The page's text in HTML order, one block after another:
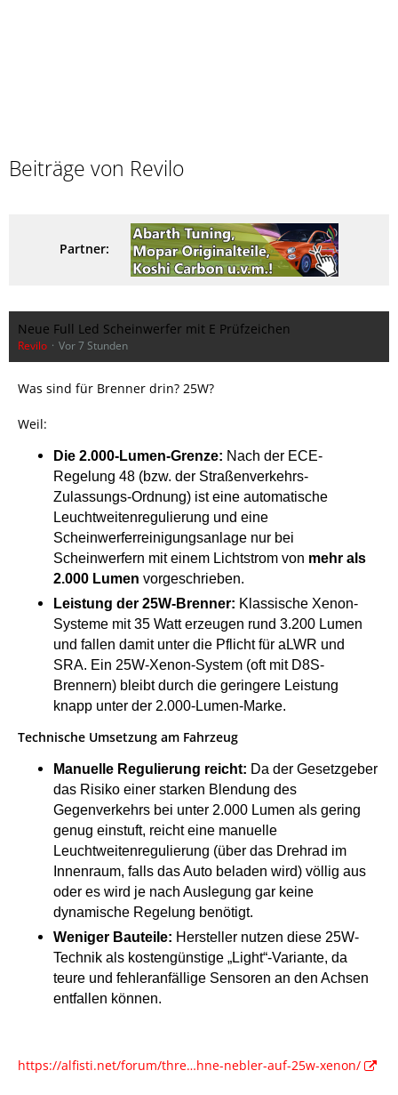
Beiträge von Revilo
Partner:
Neue Full Led Scheinwerfer mit E Prüfzeichen
Revilo Vor 7 Stunden
Was sind für Brenner drin? 25W?
Weil:
Die 2.000-Lumen-Grenze: Nach der ECE-
Regelung 48 (bzw. der Straßenverkehrs-
Zulassungs-Ordnung) ist eine automatische
Leuchtweitenregulierung und eine
Scheinwerferreinigungsanlage nur bei
Scheinwerfern mit einem Lichtstrom von mehr als
2.000 Lumen vorgeschrieben.
Leistung der 25W-Brenner: Klassische Xenon-
Systeme mit 35 Watt erzeugen rund 3.200 Lumen
und fallen damit unter die Pflicht für aLWR und
SRA. Ein 25W-Xenon-System (oft mit D8S-
Brennern) bleibt durch die geringere Leistung
knapp unter der 2.000-Lumen-Marke.
Technische Umsetzung am Fahrzeug
Manuelle Regulierung reicht: Da der Gesetzgeber
das Risiko einer starken Blendung des
Gegenverkehrs bei unter 2.000 Lumen als gering
genug einstuft, reicht eine manuelle
Leuchtweitenregulierung (über das Drehrad im
Innenraum, falls das Auto beladen wird) völlig aus
oder es wird je nach Auslegung gar keine
dynamische Regelung benötigt.
Weniger Bauteile: Hersteller nutzen diese 25W-
Technik als kostengünstige „Light“-Variante, da
teure und fehleranfällige Sensoren an den Achsen
entfallen können.
https://alfisti.net/forum/thre…hne-nebler-auf-25w-xenon/